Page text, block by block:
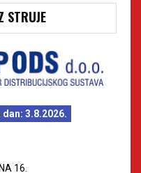
STRUJE
dan: 3.8.2026.
16.